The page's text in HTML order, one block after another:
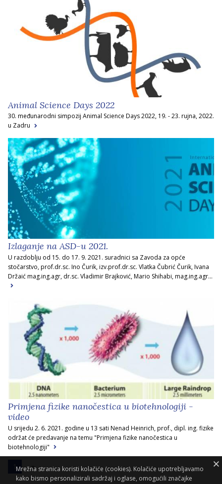
Animal Science Days 2022
30. međunarodni simpozij Animal Science Days 2022, 19. - 23. rujna, 2022.
u Zadru
Izlaganje na ASD-u 2021.
U razdoblju od 15. do 17. 9. 2021. suradnici sa Zavoda za opće
stočarstvo, prof.dr.sc. Ino Čurik, izv.prof.dr.sc. Vlatka Čubrić Čurik, Ivana
Držaić mag.ing.agr, dr.sc. Vladimir Brajković, Mario Shihabi, mag.ing.agr...
Primjena fizike nanočestica u biotehnologiji -
video
U srijedu 2. 6. 2021. godine u 13 sati Nenad Heinrich, prof., dipl. ing. fizike
održat će predavanje na temu "Primjena fizike nanočestica u
biotehnologiji"
1Mrežna stranica koristi kolačiće (cookies). Kolačiće upotrebljavamo
kako bismo personalizirali sadržaj i oglase, omogućili značajke